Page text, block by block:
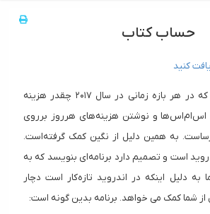
حساب کتاب
کنید
زهرا می‌خواهد بداند که در هر بازه زمانی در سال ۲۰۱۷ چقدر هزینه
اس‌ام‌اس‌ها و نوشتن هزینه‌های هر‌روز بر‌روی
به همین دلیل از نگین کمک گرفته‌است.
است و تصمیم دارد برنامه‌ای بنویسد که به
دلیل اینکه در اندروید تازه‌کار است دچار
شما کمک می خواهد. برنامه بدین گونه است: